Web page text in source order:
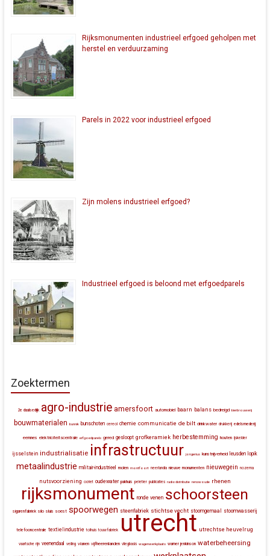
Rijksmonumenten industrieel erfgoed geholpen met
herstel en verduurzaming
Parels in 2022 voor industrieel erfgoed
Zijn molens industrieel erfgoed?
Industrieel erfgoed is beloond met erfgoedparels
Zoektermen
2e daalsedijk agro-industrie amersfoort automobiel baarn balans bedreigd bierbrouwerij
bouwmaterialen bunnik bunschoten cereol chemie communicatie de bilt drinkwater drukkerij edelsmederij
eemnes elektriciteitscentrale erfgoedparels gered gesloopt grofkeramiek herbestemming houten ijskelder
ijsselstein industrialisatie infrastructuur jongerius kunstnijverheid leusden lopik
metaalindustrie militair-industrieel molen montfoort neerlandia nieuwe monumenten nieuwegein nozema
nutsvoorziening ocriet oudewater pakhuis peletier publicaties radiodistributie renswoude rhenen
rijksmonument ronde venen schoorsteen
sigarenfabriek silo sluis soest spoorwegen steenfabriek stichtse vecht stoomgemaal stoomwasserij
telefooncentrale textielindustrie tolhuis touwfabriek utrecht utrechtse heuvelrug
vaartsche rijn veenendaal veiling vianen vijfheerenlanden vliegbasis wagenwerkplaats warner jenkinson waterbeheersing